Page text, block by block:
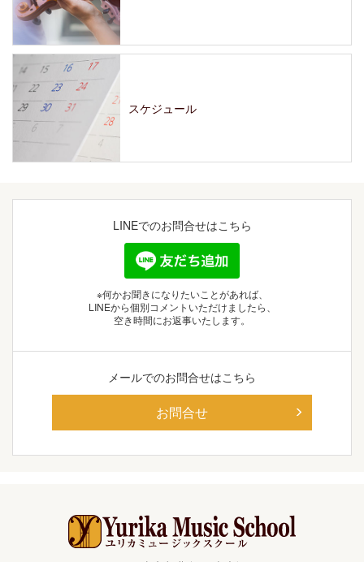
LINEでのお問合せはこちら
※何かお聞きになりたいことがあれば、
LINEから個別コメントいただけましたら、
空き時間にお返事いたします。
メールでのお問合せはこちら
お問合せ
スケジュール